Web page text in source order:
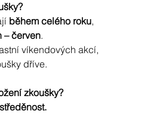
během celého roku,
– červen.
víkendových akcí,
dříve.
zkoušky?